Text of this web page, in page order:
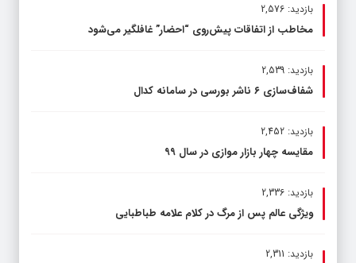
بازدید: 2,576
مخاطب از اتفاقات پیش‌روی “احضار” غافلگیر می‌شود
بازدید: 2,539
شفاف‌سازی ۶ ناشر بورسی در سامانه کدال
بازدید: 2,452
مقایسه چهار بازار موازی در سال ۹۹
بازدید: 2,336
ویژگی عالم پس از مرگ در کلام علامه طباطبایی
بازدید: 2,311